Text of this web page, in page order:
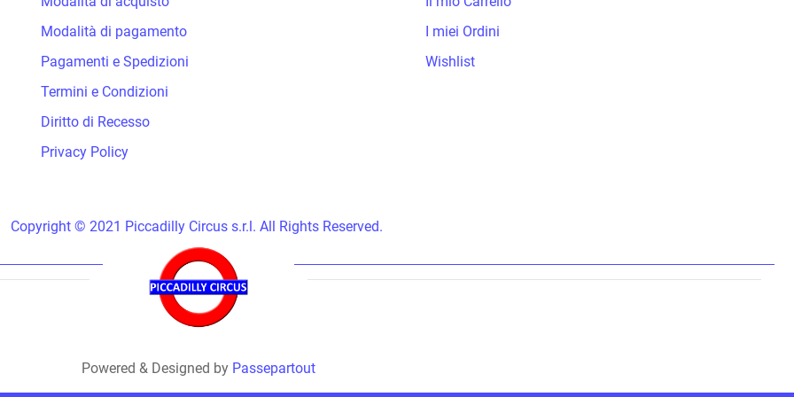
Modalità di pagamento
Pagamenti e Spedizioni
Termini e Condizioni
Diritto di Recesso
Privacy Policy
I miei Ordini
Wishlist
Copyright © 2021 Piccadilly Circus s.r.l. All Rights Reserved.
Powered & Designed by Passepartout